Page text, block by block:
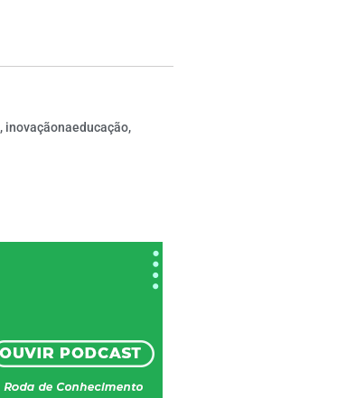
, inovaçãonaeducação,